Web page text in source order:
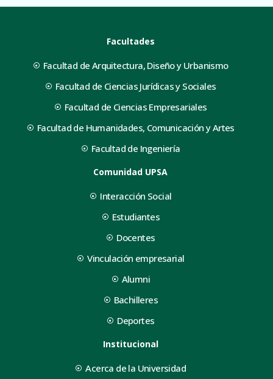
Facultades
Facultad de Arquitectura, Diseño y Urbanismo
Facultad de Ciencias Jurídicas y Sociales
Facultad de Ciencias Empresariales
Facultad de Humanidades, Comunicación y Artes
Facultad de Ingeniería
Comunidad UPSA
Interacción Social
Estudiantes
Docentes
Vinculación empresarial
Alumni
Bachilleres
Deportes
Institucional
Acerca de la Universidad